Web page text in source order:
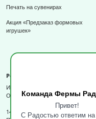
Команда Фермы
Привет!
С Радостью ответим
Печать на сувенирах
Акция «Предзаказ формовых
игрушек»
Реквизиты
ИП Слизов Е.П.
ОГРНИП: 324508100709727,
141540, Московская обл., г.о.